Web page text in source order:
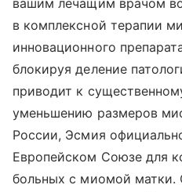
вашим лечащим врачом
в комплексной терапии
инновационного
блокируя деление
приводит к
уменьшению размеров
России, Эсмия
Европейском Союзе для
больных с миомой матки.